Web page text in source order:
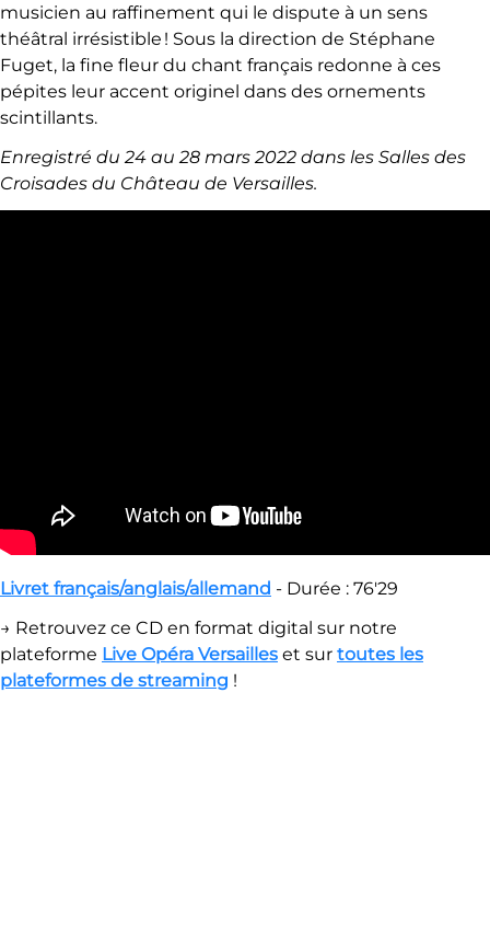
musicien au raffinement qui le dispute à un sens
théâtral irrésistible ! Sous la direction de Stéphane
Fuget, la fine fleur du chant français redonne à ces
pépites leur accent originel dans des ornements
scintillants.
Enregistré du 24 au 28 mars 2022 dans les Salles des
Croisades du Château de Versailles.
Livret français/anglais/allemand - Durée : 76'29
→ Retrouvez ce CD en format digital sur notre
plateforme Live Opéra Versailles et sur toutes les
plateformes de streaming !